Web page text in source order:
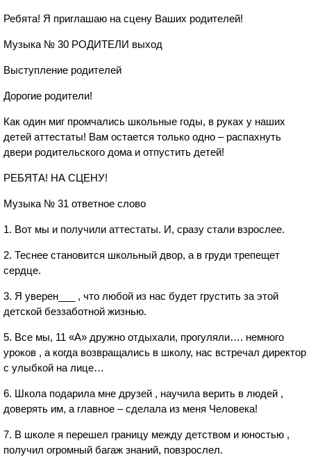
Ребята! Я приглашаю на сцену Ваших родителей!
Музыка № 30 РОДИТЕЛИ выход
Выступление родителей
Дорогие родители!
Как один миг промчались школьные годы, в руках у наших
детей аттестаты! Вам остается только одно – распахнуть
двери родительского дома и отпустить детей!
РЕБЯТА! НА СЦЕНУ!
Музыка № 31 ответное слово
1. Вот мы и получили аттестаты. И, сразу стали взрослее.
2. Теснее становится школьный двор, а в груди трепещет
сердце.
3. Я уверен___ , что любой из нас будет грустить за этой
детской беззаботной жизнью.
5. Все мы, 11 «А» дружно отдыхали, прогуляли…. немного
уроков , а когда возвращались в школу, нас встречал директор
с улыбкой на лице…
6. Школа подарила мне друзей , научила верить в людей ,
доверять им, а главное – сделала из меня Человека!
7. В школе я перешел границу между детством и юностью ,
получил огромный багаж знаний, повзрослел.